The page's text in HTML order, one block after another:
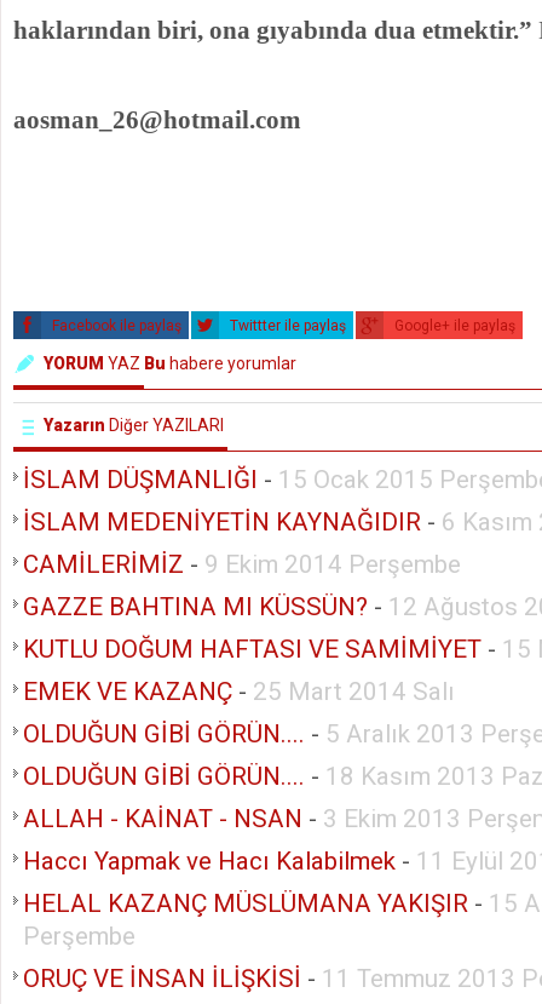
haklarından biri, ona gıyabında dua etmektir.”
aosman_26@hotmail.com
Facebook ile paylaş Twittter ile paylaş Google+ ile paylaş
YORUM YAZ Bu habere yorumlar
Yazarın Diğer YAZILARI
İSLAM DÜŞMANLIĞI - 15 Ocak 2015
İSLAM MEDENİYETİN KAYNAĞIDIR - 6
CAMİLERİMİZ - 9 Ekim 2014 Perşembe
GAZZE BAHTINA MI KÜSSÜN? - 12 Ağustos
KUTLU DOĞUM HAFTASI VE SAMİMİYET - 15
EMEK VE KAZANÇ - 25 Mart 2014 Salı
OLDUĞUN GİBİ GÖRÜN.... - 5 Aralık 2013
OLDUĞUN GİBİ GÖRÜN.... - 18 Kasım 2013
ALLAH - KAİNAT - NSAN - 3 Ekim 2013
Haccı Yapmak ve Hacı Kalabilmek - 11 Eylül
HELAL KAZANÇ MÜSLÜMANA YAKIŞIR - 15
Perşembe
ORUÇ VE İNSAN İLİŞKİSİ - 11 Temmuz 2013